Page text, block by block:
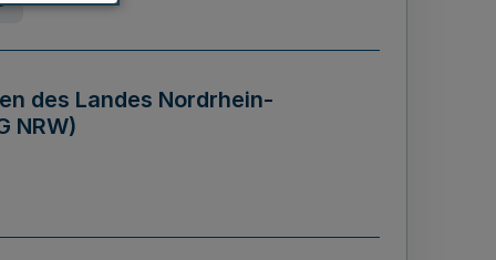
des Landes Nordrhein-
NRW)